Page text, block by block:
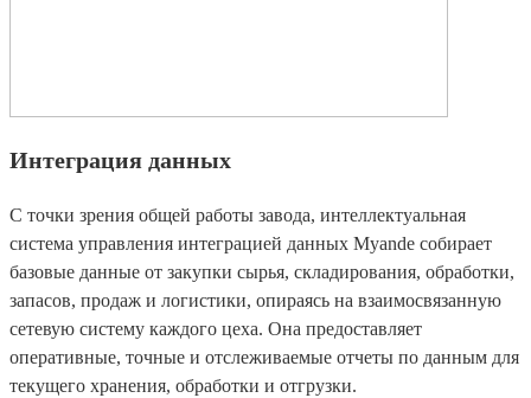
Интеграция данных
С точки зрения общей работы завода, интеллектуальная
система управления интеграцией данных Myande собирает
базовые данные от закупки сырья, складирования, обработки,
запасов, продаж и логистики, опираясь на взаимосвязанную
сетевую систему каждого цеха. Она предоставляет
оперативные, точные и отслеживаемые отчеты по данным для
текущего хранения, обработки и отгрузки.